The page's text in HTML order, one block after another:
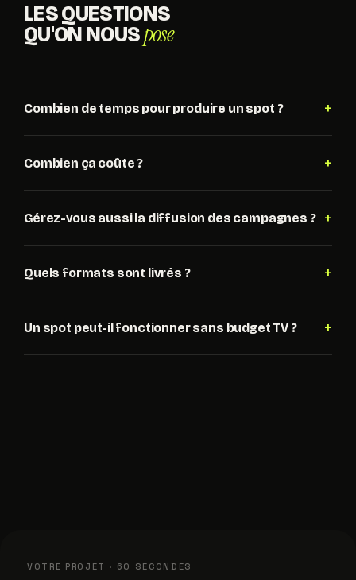
LES QUESTIONS
QU'ON NOUSpose
Combien de temps pour produire un spot ? +
Combien ça coûte ? +
Gérez-vous aussi la diffusion des campagnes ? +
Quels formats sont livrés ? +
Un spot peut-il fonctionner sans budget TV ? +
VOTRE PROJET · 60 SECONDES